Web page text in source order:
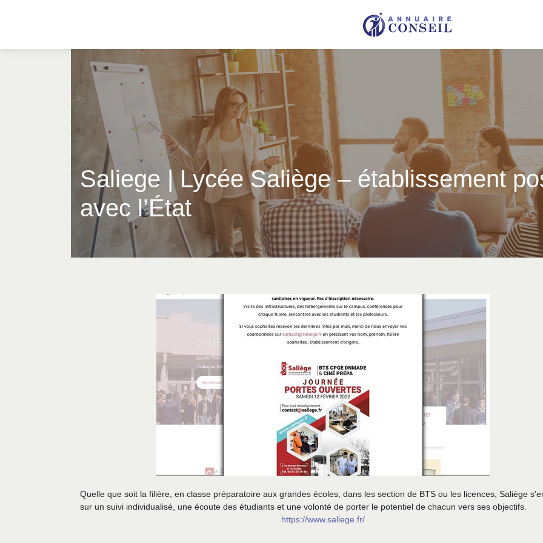
Saliege | Lycée Saliège – étab­lis­se­ment
avec l’État
Quelle que soit la filière, en classe préparatoire aux grandes écoles, dans les section de BTS ou les licences, Saliège
sur un suivi individualisé, une écoute des étudiants et une volonté de porter le potentiel de chacun vers ses objectifs.
https://www.saliege.fr/